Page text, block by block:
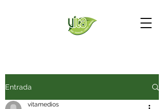
Entrada
vitamedios